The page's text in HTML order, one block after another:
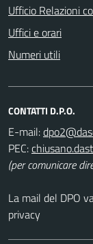
Ufficio Relazioni
Uffici e orari
Numeri utili
CONTATTI D.P.O.
E-mail:
PEC:
(per comunicare
La mail del DPO
privacy